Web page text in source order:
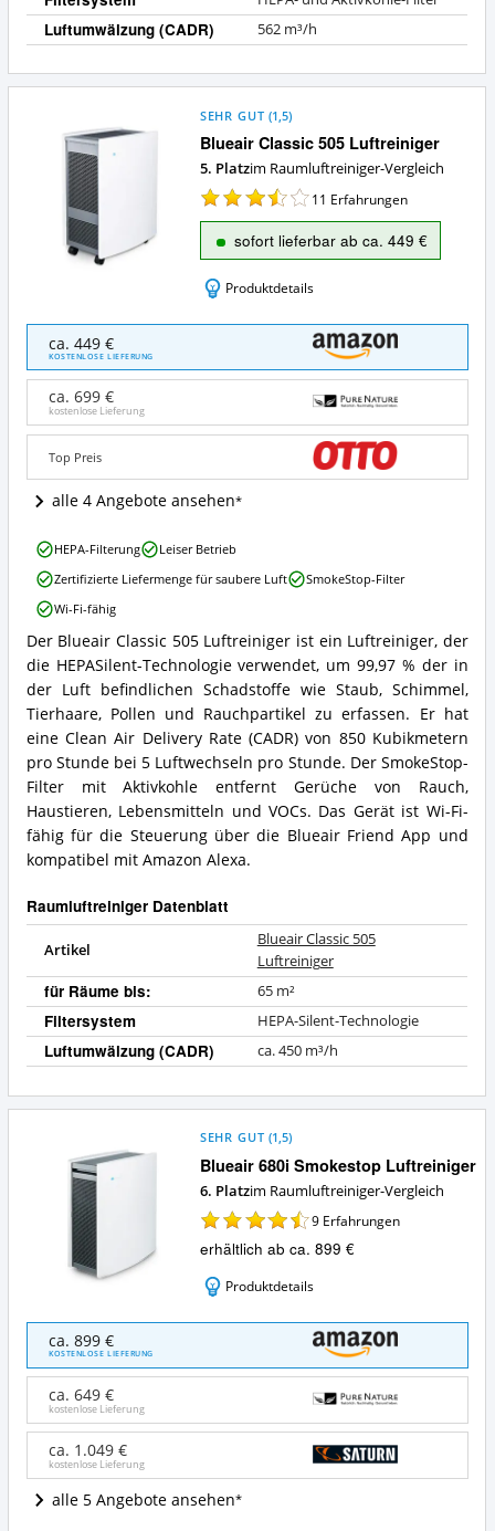
Luftumwälzung (CADR) 562 m³/h
Blueair Classic 505 Luftreiniger
SEHR GUT (1,5)
5. Platzim Raumluftreiniger-Vergleich
11 Erfahrungen
sofort lieferbar ab ca. 449 €
Produktdetails
Classic
505
Luftreiniger
Angebote:
Wo
dieser
Raumluftreiniger
erhältlich?
ca. 449 €
KOSTENLOSE LIEFERUNG
ca. 699 €
kostenlose Lieferung
Top Preis
alle 4 Angebote ansehen
Blueair
Classic
505
Luftreiniger
Zusammenfassung:
Was
bietet
dieser
Raumluftreiniger?
Der Blueair Classic 505 Luftreiniger ist ein Luftreiniger, der
die HEPASilent-Technologie verwendet, um 99,97 % der in
der Luft befindlichen Schadstoffe wie Staub, Schimmel,
Tierhaare, Pollen und Rauchpartikel zu erfassen. Er hat
eine Clean Air Delivery Rate (CADR) von 850 Kubikmetern
pro Stunde bei 5 Luftwechseln pro Stunde. Der SmokeStop-
Filter mit Aktivkohle entfernt Gerüche von Rauch,
Haustieren, Lebensmitteln und VOCs. Das Gerät ist Wi-Fi-
fähig für die Steuerung über die Blueair Friend App und
kompatibel mit Amazon Alexa.
Raumluftreiniger Datenblatt
Artikel
Blueair Classic 505
Luftreiniger
für Räume bis: 65 m²
Filtersystem HEPA-Silent-Technologie
Luftumwälzung (CADR) ca. 450 m³/h
Blueair
Classic
505
Luftreiniger
Vorteile:
Was
spricht
für
diesen
Raumluftreiniger?
HEPA-Filterung
Leiser Betrieb
Zertifizierte Liefermenge für saubere Luft
SmokeStop-Filter
Wi-Fi-fähig
Blueair 680i Smokestop Luftreiniger
SEHR GUT (1,5)
6. Platzim Raumluftreiniger-Vergleich
9 Erfahrungen
erhältlich ab ca. 899 €
Produktdetails
680i
Smokestop
Luftreiniger
Angebote:
Wo
dieser
Raumluftreiniger
erhältlich?
ca. 899 €
KOSTENLOSE LIEFERUNG
ca. 649 €
kostenlose Lieferung
ca. 1.049 €
kostenlose Lieferung
alle 5 Angebote ansehen